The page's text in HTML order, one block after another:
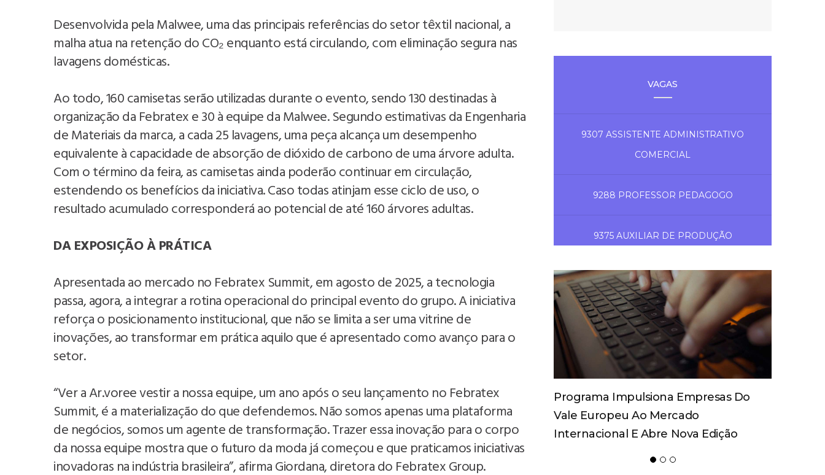
Desenvolvida pela Malwee, uma das principais referências do setor têxtil nacional, a
malha atua na retenção do CO₂ enquanto está circulando, com eliminação segura nas
lavagens domésticas.
Ao todo, 160 camisetas serão utilizadas durante o evento, sendo 130 destinadas à
organização da Febratex e 30 à equipe da Malwee. Segundo estimativas da Engenharia
de Materiais da marca, a cada 25 lavagens, uma peça alcança um desempenho
equivalente à capacidade de absorção de dióxido de carbono de uma árvore adulta.
Com o término da feira, as camisetas ainda poderão continuar em circulação,
estendendo os benefícios da iniciativa. Caso todas atinjam esse ciclo de uso, o
resultado acumulado corresponderá ao potencial de até 160 árvores adultas.
DA EXPOSIÇÃO À PRÁTICA
Apresentada ao mercado no Febratex Summit, em agosto de 2025, a tecnologia
passa, agora, a integrar a rotina operacional do principal evento do grupo. A iniciativa
reforça o posicionamento institucional, que não se limita a ser uma vitrine de
inovações, ao transformar em prática aquilo que é apresentado como avanço para o
setor.
“Ver a Ar.voree vestir a nossa equipe, um ano após o seu lançamento no Febratex
Summit, é a materialização do que defendemos. Não somos apenas uma plataforma
de negócios, somos um agente de transformação. Trazer essa inovação para o corpo
da nossa equipe mostra que o futuro da moda já começou e que praticamos iniciativas
inovadoras na indústria brasileira”, afirma Giordana, diretora do Febratex Group.
Blumenau Para Celebrar O Ritual Da
Cerveja E Dos Encontros